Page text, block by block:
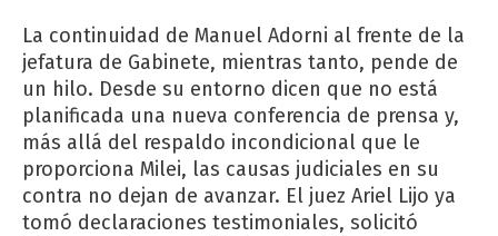
La continuidad de Manuel Adorni al frente de la
jefatura de Gabinete, mientras tanto, pende de
un hilo. Desde su entorno dicen que no está
planificada una nueva conferencia de prensa y,
más allá del respaldo incondicional que le
proporciona Milei, las causas judiciales en su
contra no dejan de avanzar. El juez Ariel Lijo ya
tomó declaraciones testimoniales, solicitó